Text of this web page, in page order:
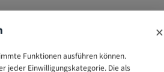
×
Funktionen ausführen können.
jeder Einwilligungskategorie. Die als